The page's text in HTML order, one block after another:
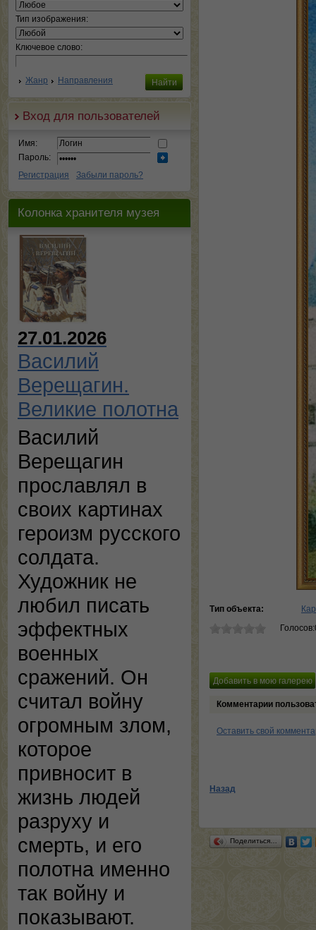
Тип изображения:
Ключевое слово:
Жанр Направления
Вход для пользователей
Имя:
Пароль:
Регистрация
Забыли пароль?
Колонка хранителя музея
27.01.2026
Василий
Верещагин.
Великие полотна
Василий
Верещагин
прославлял в
своих картинах
героизм русского
солдата.
Художник не
любил писать
эффектных
военных
сражений. Он
считал войну
огромным злом,
которое
привносит в
жизнь людей
разруху и
смерть, и его
полотна именно
так войну и
показывают.
Тип объекта:
Комментарии
Оставить свой
Назад
Поделиться…